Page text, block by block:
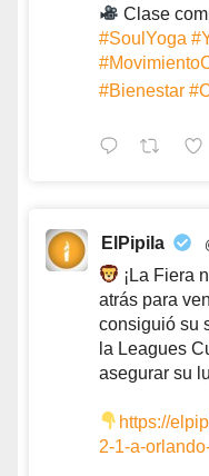
Clase
#SoulYoga
#Bienestar
ElPipila
¡La Fiera
atrás para
consiguió su
la Leagues
asegurar su
https://
2-1-a-